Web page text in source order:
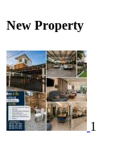
New Property
1